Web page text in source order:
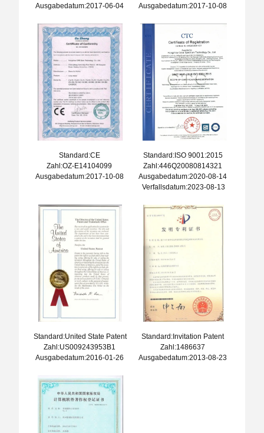
Ausgabedatum:2017-06-04
Ausgabedatum:2017-10-08
Standard:CE
Zahl:OZ-E14104099
Ausgabedatum:2017-10-08
Standard:ISO 9001:2015
Zahl:446Q20080814321
Ausgabedatum:2020-08-14
Verfallsdatum:2023-08-13
Standard:United State Patent
Zahl:US009243953B1
Ausgabedatum:2016-01-26
Standard:Invitation Patent
Zahl:1486637
Ausgabedatum:2013-08-23